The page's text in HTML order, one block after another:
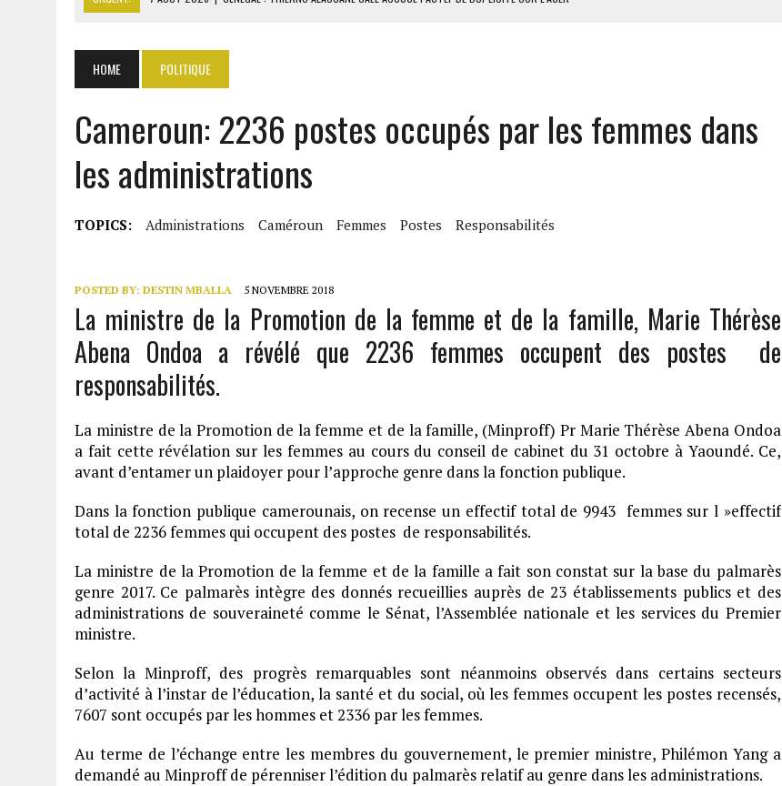
7 AOÛT 2026 | OUATTARA APPELLE À L’UNION NATIONALE POUR BÂTIR LA GRANDE CÔTE D’IVOIRE
CÔTE D’IVOIRE : OUATTARA GRACIE 4 661 DÉTENUS POUR L’INDÉPENDANCE
HOME POLITIQUE
Cameroun: 2236 postes occupés par les femmes dans
les administrations
TOPICS: Administrations Caméroun Femmes Postes Responsabilités
POSTED BY: DESTIN MBALLA 5 NOVEMBRE 2018
La ministre de la Promotion de la femme et de la famille, Marie Thérèse
Abena Ondoa a révélé que 2236 femmes occupent des postes de
responsabilités.
La ministre de la Promotion de la femme et de la famille, (Minproff) Pr Marie Thérèse Abena Ondoa
a fait cette révélation sur les femmes au cours du conseil de cabinet du 31 octobre à Yaoundé. Ce,
avant d’entamer un plaidoyer pour l’approche genre dans la fonction publique.
Dans la fonction publique camerounais, on recense un effectif total de 9943 femmes sur l »effectif
total de 2236 femmes qui occupent des postes de responsabilités.
La ministre de la Promotion de la femme et de la famille a fait son constat sur la base du palmarès
genre 2017. Ce palmarès intègre des donnés recueillies auprès de 23 établissements publics et des
administrations de souveraineté comme le Sénat, l’Assemblée nationale et les services du Premier
ministre.
Selon la Minproff, des progrès remarquables sont néanmoins observés dans certains secteurs
d’activité à l’instar de l’éducation, la santé et du social, où les femmes occupent les postes recensés,
7607 sont occupés par les hommes et 2336 par les femmes.
Au terme de l’échange entre les membres du gouvernement, le premier ministre, Philémon Yang a
demandé au Minproff de pérenniser l’édition du palmarès relatif au genre dans les administrations.